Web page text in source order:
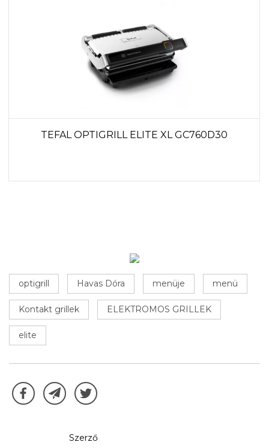
TEFAL OPTIGRILL ELITE XL GC760D30
optigrill Havas Dóra menüje menü
Kontakt grillek ELEKTROMOS GRILLEK
elite
Szerző